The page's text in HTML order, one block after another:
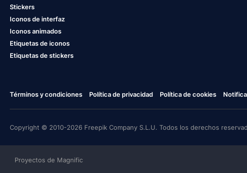
Stickers
Iconos de interfaz
Iconos animados
Etiquetas de iconos
Etiquetas de stickers
Términos y condiciones Política de privacidad Política de cookies
Copyright © 2010-2026 Freepik Company S.L.U. Todos los derechos
Proyectos de Magnific